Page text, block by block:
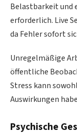
Belastbarkeit und
erforderlich. Live
da Fehler sofort
Unregelmäßige
öffentliche
Stress kann
Auswirkungen
Psychische